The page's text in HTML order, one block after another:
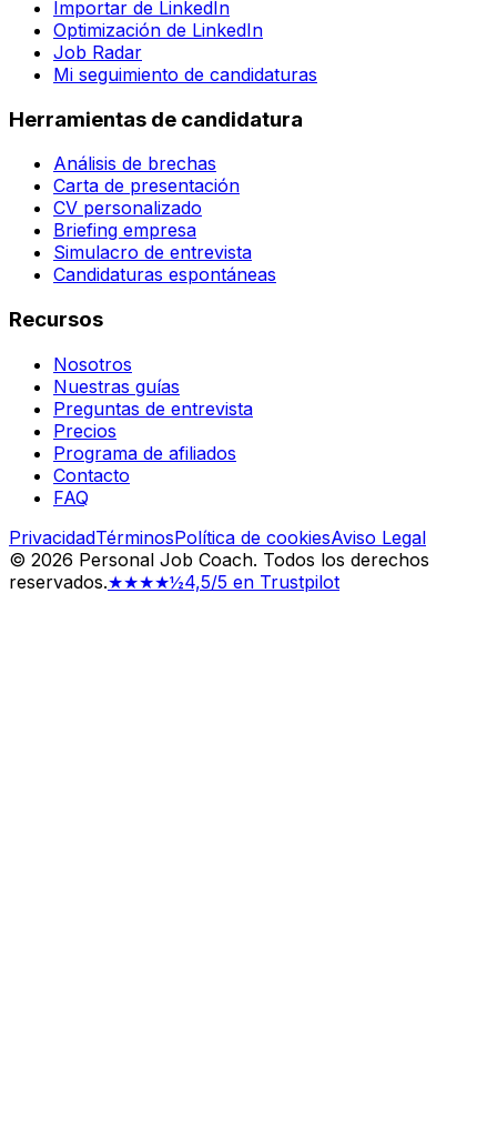
Importar de LinkedIn
Optimización de LinkedIn
Job Radar
Mi seguimiento de candidaturas
Herramientas de candidatura
Análisis de brechas
Carta de presentación
CV personalizado
Briefing empresa
Simulacro de entrevista
Candidaturas espontáneas
Recursos
Nosotros
Nuestras guías
Preguntas de entrevista
Precios
Programa de afiliados
Contacto
FAQ
PrivacidadTérminosPolítica de cookiesAviso Legal
© 2026 Personal Job Coach. Todos los derechos
reservados.★★★★½4,5/5 en Trustpilot